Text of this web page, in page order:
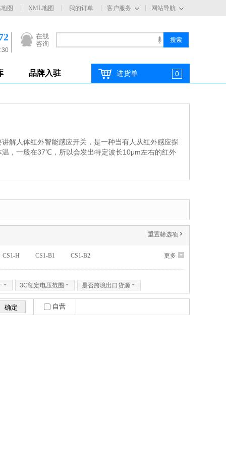
网站导航
客户服务
图 XML地图 我的订单
在线
咨询
品牌入驻 进货单 0
解人体红外智能感应开关，是一种当有人从红外感应探
，一般在37℃，所以会发出特定波长10μm左右的红外
重置筛选项 '
更多 6
CS1-H CS1-B1 CS1-B2
6 3C额定电压范围 6 是否跨境出口货源 6
自营